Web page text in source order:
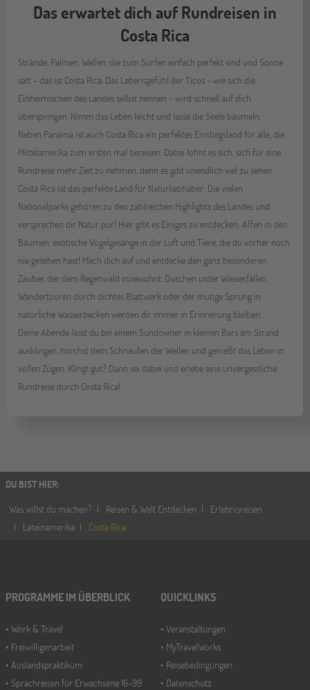
Das erwartet dich auf Rundreisen in
Costa Rica
Strände, Palmen, Wellen, die zum Surfen einfach perfekt sind und Sonne
satt - das ist Costa Rica. Das Lebensgefühl der Ticos - wie sich die
Einheimischen des Landes selbst nennen - wird schnell auf dich
überspringen. Nimm das Leben leicht und lasse die Seele baumeln.
Neben Panama ist auch Costa Rica ein perfektes Einstiegsland für alle, die
Mittelamerika zum ersten mal bereisen. Dabei lohnt es sich, sich für eine
Rundreise mehr Zeit zu nehmen, denn es gibt unendlich viel zu sehen.
Costa Rica ist das perfekte Land für Naturliebhaber: Die vielen
Nationalparks gehören zu den zahlreichen Highlights des Landes und
versprechen dir Natur pur! Hier gibt es Einiges zu entdecken: Affen in den
Bäumen, exotische Vogelgesänge in der Luft und Tiere, die du vorher noch
nie gesehen hast! Mach dich auf und entdecke den ganz besonderen
Zauber, der dem Regenwald innewohnt. Duschen unter Wasserfällen,
Wandertouren durch dichtes Blattwerk oder der mutige Sprung in
natürliche Wasserbecken werden dir immer in Erinnerung bleiben.
Deine Abende lässt du bei einem Sundowner in kleinen Bars am Strand
ausklingen, horchst dem Schnaufen der Wellen und genießt das Leben in
vollen Zügen. Klingt gut? Dann sei dabei und erlebe eine unvergessliche
Rundreise durch Costa Rica!
DU BIST HIER:
Was willst du machen?
Reisen & Welt Entdecken
Erlebnisreisen
Lateinamerika
Costa Rica
PROGRAMME IM ÜBERBLICK
Work & Travel
Freiwilligenarbeit
Auslandspraktikum
Sprachreisen für Erwachsene 16-99
QUICKLINKS
Veranstaltungen
MyTravelWorks
Reisebedingungen
Datenschutz